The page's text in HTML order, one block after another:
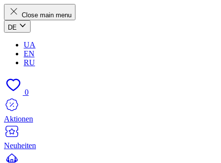
Close main menu
DE
UA
EN
RU
0
Aktionen
Neuheiten